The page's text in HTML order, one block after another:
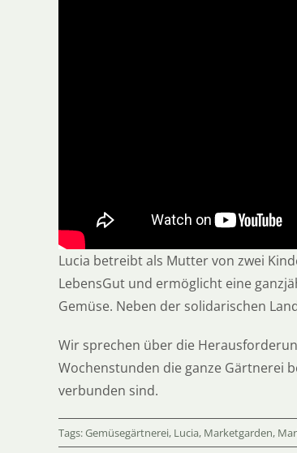
Lucia betreibt als Mutter von zwei
LebensGut und ermöglicht eine
Gemüse. Neben der solidarischen
Wir sprechen über die
Wochenstunden die ganze Gärtnerei
verbunden sind.
Tags:Gemüsegärtnerei, Lucia, Marketgarden,